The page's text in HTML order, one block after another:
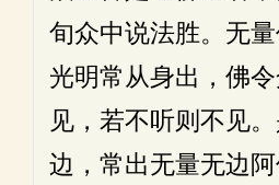
旬众中说法胜。无
光明常从身出，佛
见，若不听则不见
边，常出无量无边